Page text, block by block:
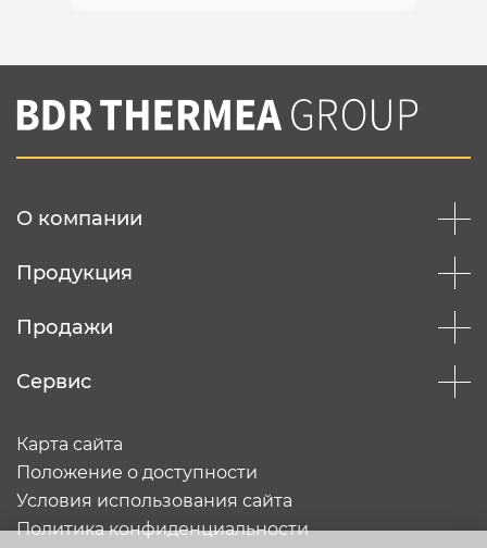
О компании
Продукция
Продажи
Сервис
Карта сайта
Положение о доступности
Условия использования сайта
Политика конфиденциальности